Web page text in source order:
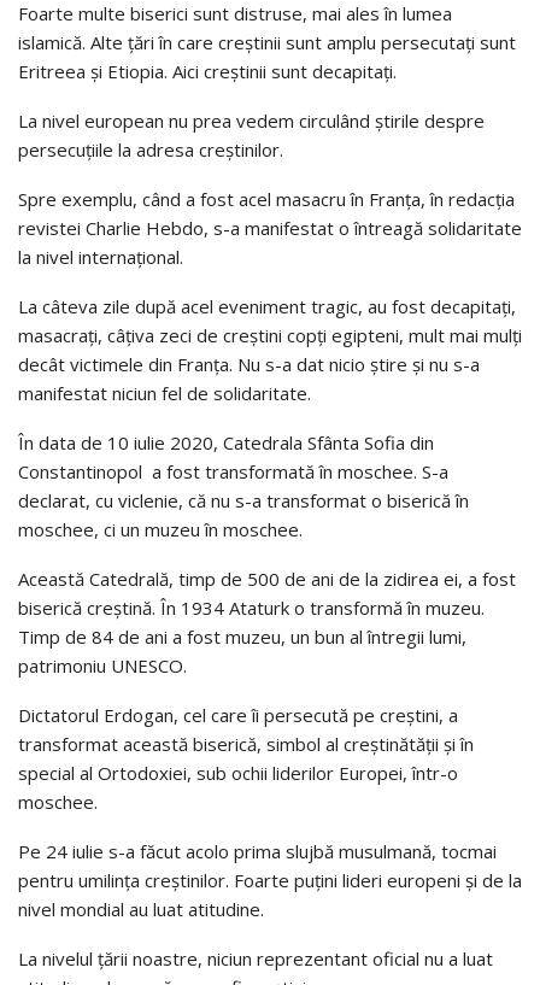
Foarte multe biserici sunt distruse, mai ales în lumea
islamică. Alte ţări în care creştinii sunt amplu persecutaţi sunt
Eritreea şi Etiopia. Aici creştinii sunt decapitaţi.
La nivel european nu prea vedem circulând ştirile despre
persecuţiile la adresa creştinilor.
Spre exemplu, când a fost acel masacru în Franţa, în redacția
revistei Charlie Hebdo, s-a manifestat o întreagă solidaritate
la nivel internaţional.
La câteva zile după acel eveniment tragic, au fost decapitaţi,
masacraţi, câţiva zeci de creştini copți egipteni, mult mai mulţi
decât victimele din Franţa. Nu s-a dat nicio ştire şi nu s-a
manifestat niciun fel de solidaritate.
În data de 10 iulie 2020, Catedrala Sfânta Sofia din
Constantinopol a fost transformată în moschee. S-a
declarat, cu viclenie, că nu s-a transformat o biserică în
moschee, ci un muzeu în moschee.
Această Catedrală, timp de 500 de ani de la zidirea ei, a fost
biserică creştină. În 1934 Ataturk o transformă în muzeu.
Timp de 84 de ani a fost muzeu, un bun al întregii lumi,
patrimoniu UNESCO.
Dictatorul Erdogan, cel care îi persecută pe creştini, a
transformat această biserică, simbol al creştinătăţii şi în
special al Ortodoxiei, sub ochii liderilor Europei, într-o
moschee.
Pe 24 iulie s-a făcut acolo prima slujbă musulmană, tocmai
pentru umilinţa creştinilor. Foarte puţini lideri europeni şi de la
nivel mondial au luat atitudine.
La nivelul ţării noastre, niciun reprezentant oficial nu a luat